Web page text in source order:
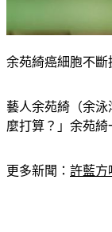
余苑綺癌細胞不
藝人余苑綺（余
麼打算？」余苑綺
更多新聞： 許藍方